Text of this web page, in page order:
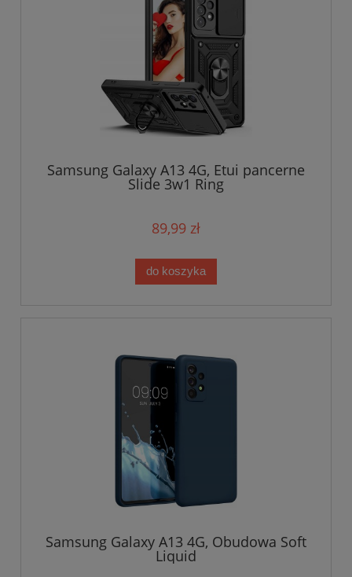
Samsung Galaxy A13 4G, Etui pancerne
Slide 3w1 Ring
89,99 zł
do koszyka
Samsung Galaxy A13 4G, Obudowa Soft
Liquid